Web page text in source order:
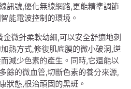
訊號,優化無線網路,更能精準調節
能電波控制的環境。
微針柔軟幼細,可以安全舒適地刺
熱方式,修復肌底膜的微小破洞,逆
減少色素的產生。同時,它還能以
餘的微血管,切斷色素的養分來源,
狀態,根治頑固的黑斑。